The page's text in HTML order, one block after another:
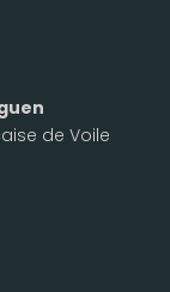
de Voile